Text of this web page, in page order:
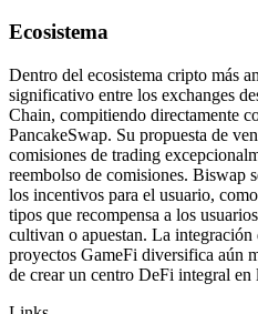
Ecosistema
Dentro del ecosistema cripto más
significativo entre los exchanges
Chain, compitiendo directamente
PancakeSwap. Su propuesta de
comisiones de trading
reembolso de comisiones. Biswap
los incentivos para el usuario,
tipos que recompensa a los
cultivan o apuestan. La
proyectos GameFi diversifica aún
de crear un centro DeFi integral